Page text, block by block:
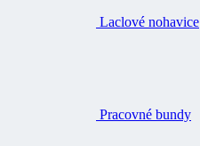
Laclové nohavice
Pracovné bundy